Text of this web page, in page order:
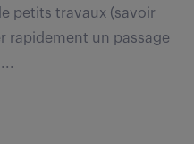
petits travaux (savoir
rapidement un passage